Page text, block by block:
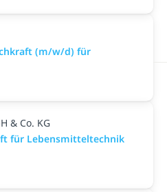
(m/w/d) für
& Co. KG
für Lebensmitteltechnik